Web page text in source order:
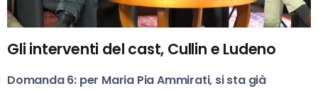
Gli interventi del cast, Cullin e Ludeno
Domanda 6: per Maria Pia Ammirati, si sta già